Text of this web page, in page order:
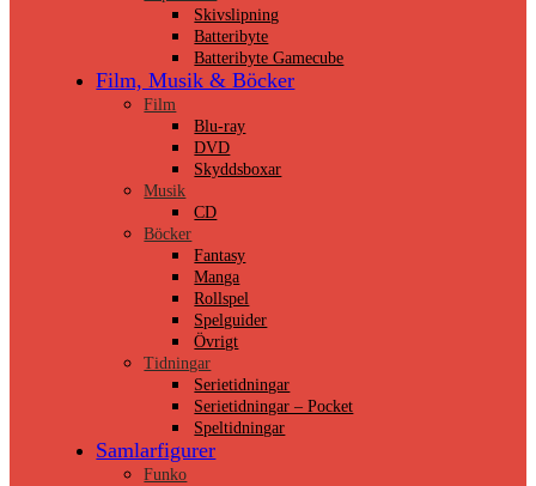
Skivslipning
Batteribyte
Batteribyte Gamecube
Film, Musik & Böcker
Film
Blu-ray
DVD
Skyddsboxar
Musik
CD
Böcker
Fantasy
Manga
Rollspel
Spelguider
Övrigt
Tidningar
Serietidningar
Serietidningar – Pocket
Speltidningar
Samlarfigurer
Funko